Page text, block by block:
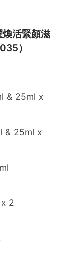
活緊顏滋
）
& 25ml x
& 25ml x
2